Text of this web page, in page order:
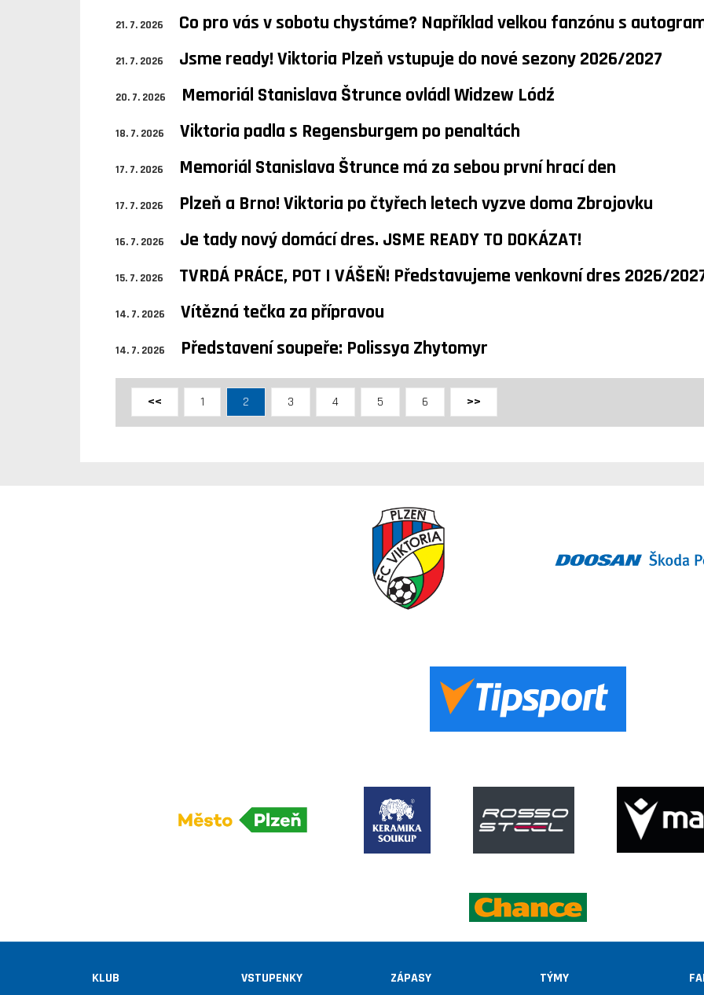
21. 7. 2026 Co pro vás v sobotu chystáme? Například velkou fanzónu s
21. 7. 2026 Jsme ready! Viktoria Plzeň vstupuje do nové sezony 2026/2027
20. 7. 2026 Memoriál Stanislava Štrunce ovládl Widzew Lódź
18. 7. 2026 Viktoria padla s Regensburgem po penaltách
17. 7. 2026 Memoriál Stanislava Štrunce má za sebou první hrací den
17. 7. 2026 Plzeň a Brno! Viktoria po čtyřech letech vyzve doma Zbrojovku
16. 7. 2026 Je tady nový domácí dres. JSME READY TO DOKÁZAT!
15. 7. 2026 TVRDÁ PRÁCE, POT I VÁŠEŇ! Představujeme venkovní dres 2026/
14. 7. 2026 Vítězná tečka za přípravou
14. 7. 2026 Představení soupeře: Polissya Zhytomyr
<< 1 2 3 4 5 6 >>
KLUB VSTUPENKY ZÁPASY TÝMY